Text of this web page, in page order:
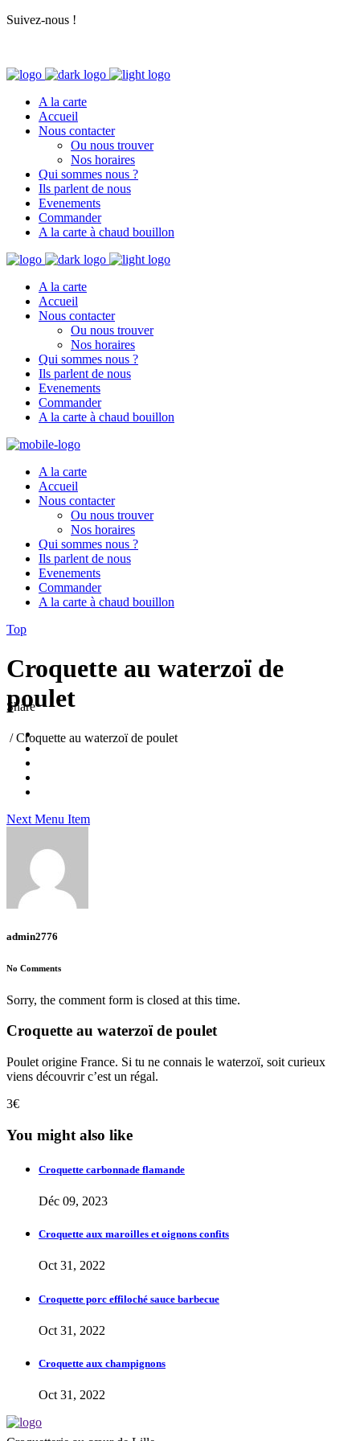
Suivez-nous !
A la carte
Accueil
Nous contacter
Ou nous trouver
Nos horaires
Qui sommes nous ?
Ils parlent de nous
Evenements
Commander
A la carte à chaud bouillon
A la carte
Accueil
Nous contacter
Ou nous trouver
Nos horaires
Qui sommes nous ?
Ils parlent de nous
Evenements
Commander
A la carte à chaud bouillon
A la carte
Accueil
Nous contacter
Ou nous trouver
Nos horaires
Qui sommes nous ?
Ils parlent de nous
Evenements
Commander
A la carte à chaud bouillon
Top
Croquette au waterzoï de
poulet
/Croquette au waterzoï de poulet
Share
Next Menu Item
admin2776
No Comments
Sorry, the comment form is closed at this time.
Croquette au waterzoï de poulet
Poulet origine France. Si tu ne connais le waterzoï, soit curieux
viens découvrir c’est un régal.
3€
You might also like
Croquette carbonnade flamande
Déc 09, 2023
Croquette aux maroilles et oignons confits
Oct 31, 2022
Croquette porc effiloché sauce barbecue
Oct 31, 2022
Croquette aux champignons
Oct 31, 2022